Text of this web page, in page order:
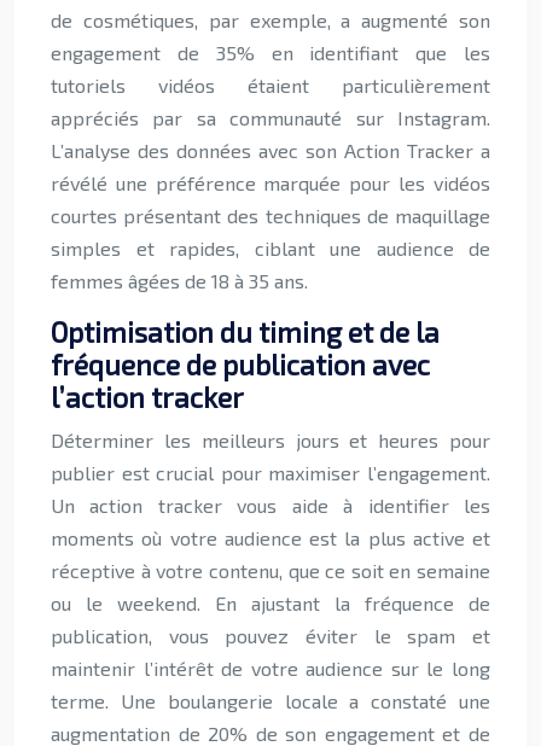
de cosmétiques, par exemple, a augmenté son
engagement de 35% en identifiant que les
tutoriels vidéos étaient particulièrement
appréciés par sa communauté sur Instagram.
L’analyse des données avec son Action Tracker a
révélé une préférence marquée pour les vidéos
courtes présentant des techniques de maquillage
simples et rapides, ciblant une audience de
femmes âgées de 18 à 35 ans.
Optimisation du timing et de la
fréquence de publication avec
l’action tracker
Déterminer les meilleurs jours et heures pour
publier est crucial pour maximiser l’engagement.
Un action tracker vous aide à identifier les
moments où votre audience est la plus active et
réceptive à votre contenu, que ce soit en semaine
ou le weekend. En ajustant la fréquence de
publication, vous pouvez éviter le spam et
maintenir l’intérêt de votre audience sur le long
terme. Une boulangerie locale a constaté une
augmentation de 20% de son engagement et de